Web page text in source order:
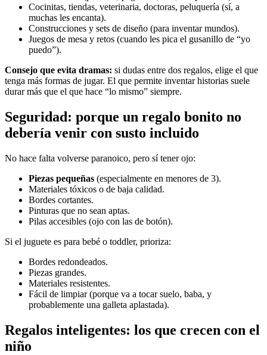
Cocinitas, tiendas, veterinaria, doctoras, peluquería (sí, a
muchas les encanta).
Construcciones y sets de diseño (para inventar mundos).
Juegos de mesa y retos (cuando les pica el gusanillo de “yo
puedo”).
Consejo que evita dramas: si dudas entre dos regalos, elige el que
tenga más formas de jugar. El que permite inventar historias suele
durar más que el que hace “lo mismo” siempre.
Seguridad: porque un regalo bonito no
debería venir con susto incluido
No hace falta volverse paranoico, pero sí tener ojo:
Piezas pequeñas (especialmente en menores de 3).
Materiales tóxicos o de baja calidad.
Bordes cortantes.
Pinturas que no sean aptas.
Pilas accesibles (ojo con las de botón).
Si el juguete es para bebé o toddler, prioriza:
Bordes redondeados.
Piezas grandes.
Materiales resistentes.
Fácil de limpiar (porque va a tocar suelo, baba, y
probablemente una galleta aplastada).
Regalos inteligentes: los que crecen con el
niño